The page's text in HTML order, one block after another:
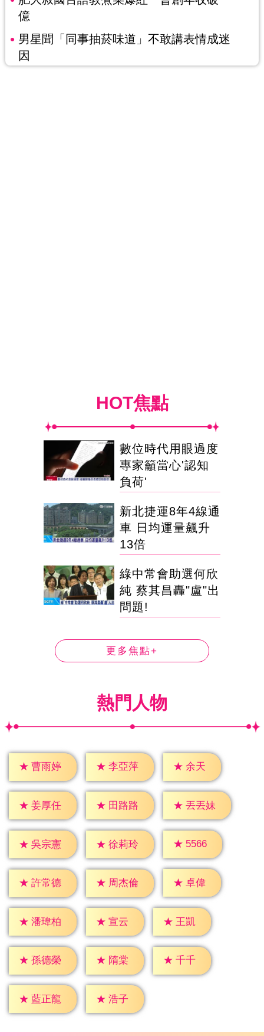
億
男星聞「同事抽菸味道」不敢講表情成迷
因
HOT焦點
數位時代用眼過度
專家籲當心'認知
負荷'
新北捷運8年4線通
車 日均運量飆升
13倍
綠中常會助選何欣
純 蔡其昌轟"盧"出
問題!
更多焦點+
熱門人物
★ 曹雨婷 ★ 李亞萍 ★ 余天
★ 姜厚任 ★ 田路路 ★ 丟丟妹
★ 吳宗憲 ★ 徐莉玲 ★ 5566
★ 許常德 ★ 周杰倫 ★ 卓偉
★ 潘瑋柏 ★ 宣云 ★ 王凱
★ 孫德榮 ★ 隋棠 ★ 千千
★ 藍正龍 ★ 浩子